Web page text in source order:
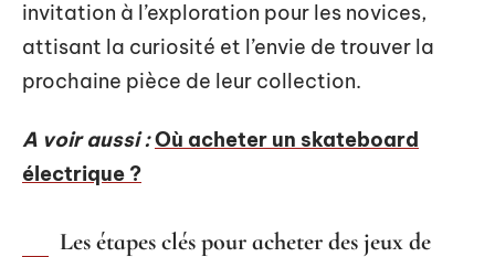
invitation à l’exploration pour les novices,
attisant la curiosité et l’envie de trouver la
prochaine pièce de leur collection.
A voir aussi :Où acheter un skateboard
électrique ?
Les étapes clés pour acheter des jeux de